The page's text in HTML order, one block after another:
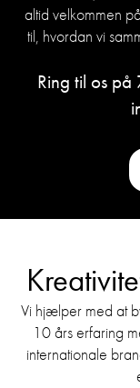
altid velkommen
til, hvordan vi
Ring til os på
Vi hjælper med at
10 års erfaring
internationale